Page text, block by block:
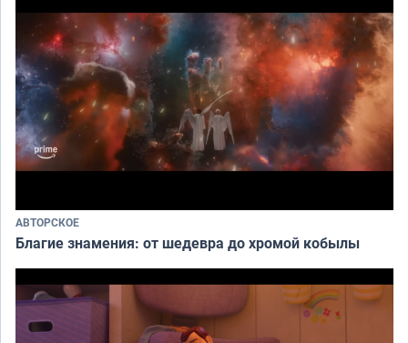
АВТОРСКОЕ
Благие знамения: от шедевра до хромой кобылы